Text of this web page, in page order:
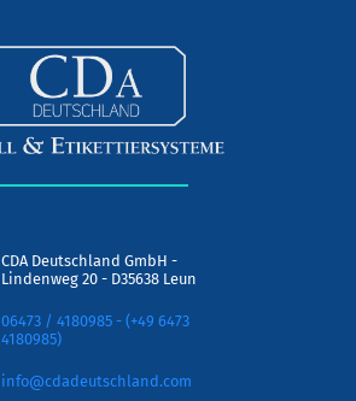
CDA Deutschland GmbH -
Lindenweg 20 - D35638 Leun
06473 / 4180985 - (+49 6473
4180985)
info@cdadeutschland.com